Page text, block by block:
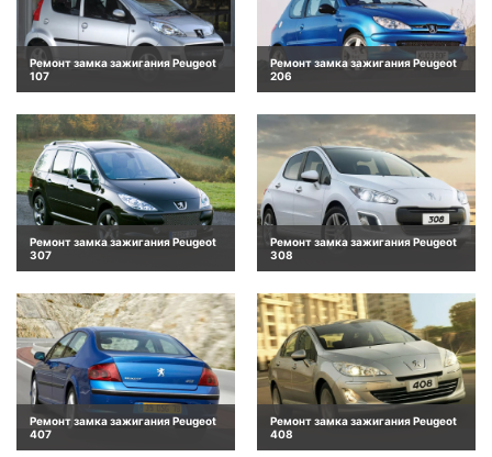
Ремонт замка зажигания Peugeot
107
Ремонт замка зажигания Peugeot
206
Ремонт замка зажигания Peugeot
307
Ремонт замка зажигания Peugeot
308
Ремонт замка зажигания Peugeot
407
Ремонт замка зажигания Peugeot
408